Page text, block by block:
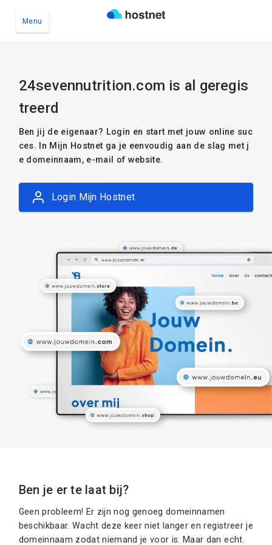
Menu
24sevennutrition.com is al geregis
treerd
Ben jij de eigenaar? Login en start met jouw online suc
ces. In Mijn Hostnet ga je eenvoudig aan de slag met j
e domeinnaam, e-mail of website.
Login Mijn Hostnet
Ben je er te laat bij?
Geen probleem! Er zijn nog genoeg domeinnamen
beschikbaar. Wacht deze keer niet langer en registreer je
domeinnaam zodat niemand je voor is. Maar dan echt.